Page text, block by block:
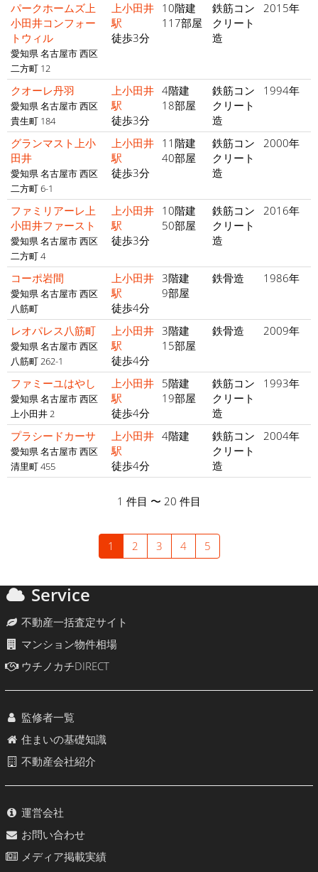
パークホームズ上
小田井コンフォー
トウィル
愛知県 名古屋市 西区
二方町 12
上小田井
駅
徒歩3分
10階建
117部屋
鉄筋コン
クリート
造
2015年
クオーレ丹羽
愛知県 名古屋市 西区
貴生町 184
上小田井
駅
徒歩3分
4階建
18部屋
鉄筋コン
クリート
造
1994年
グランマスト上小
田井
愛知県 名古屋市 西区
二方町 6-1
上小田井
駅
徒歩3分
11階建
40部屋
鉄筋コン
クリート
造
2000年
ファミリアーレ上
小田井ファースト
愛知県 名古屋市 西区
二方町 4
上小田井
駅
徒歩3分
10階建
50部屋
鉄筋コン
クリート
造
2016年
コーポ岩間
愛知県 名古屋市 西区
八筋町
上小田井
駅
徒歩4分
3階建
9部屋
鉄骨造 1986年
レオパレス八筋町
愛知県 名古屋市 西区
八筋町 262-1
上小田井
駅
徒歩4分
3階建
15部屋
鉄骨造 2009年
ファミーユはやし
愛知県 名古屋市 西区
上小田井 2
上小田井
駅
徒歩4分
5階建
19部屋
鉄筋コン
クリート
造
1993年
プラシードカーサ
愛知県 名古屋市 西区
清里町 455
上小田井
駅
徒歩4分
4階建
鉄筋コン
クリート
造
2004年
1 件目 〜 20 件目
1 2 3 4 5
Service
不動産一括査定サイト
マンション物件相場
ウチノカチDIRECT
監修者一覧
住まいの基礎知識
不動産会社紹介
運営会社
お問い合わせ
メディア掲載実績